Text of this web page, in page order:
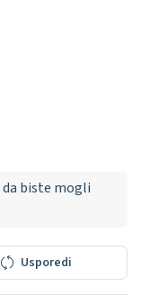
da biste mogli
Usporedi